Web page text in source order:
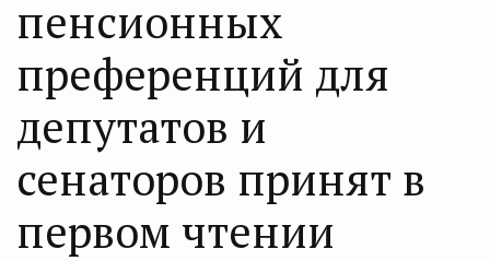
пенсионных
преференций для
депутатов и
сенаторов принят в
первом чтении